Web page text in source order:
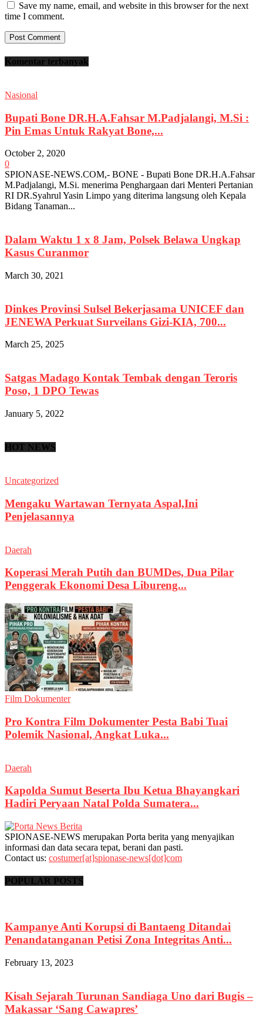
Save my name, email, and website in this browser for the next
time I comment.
Komentar terbanyak
Nasional
Bupati Bone DR.H.A.Fahsar M.Padjalangi, M.Si :
Pin Emas Untuk Rakyat Bone,...
October 2, 2020
0
SPIONASE-NEWS.COM,- BONE - Bupati Bone DR.H.A.Fahsar
M.Padjalangi, M.Si. menerima Penghargaan dari Menteri Pertanian
RI DR.Syahrul Yasin Limpo yang diterima langsung oleh Kepala
Bidang Tanaman...
Dalam Waktu 1 x 8 Jam, Polsek Belawa Ungkap
Kasus Curanmor
March 30, 2021
Dinkes Provinsi Sulsel Bekerjasama UNICEF dan
JENEWA Perkuat Surveilans Gizi-KIA, 700...
March 25, 2025
Satgas Madago Kontak Tembak dengan Teroris
Poso, 1 DPO Tewas
January 5, 2022
HOT NEWS
Uncategorized
Mengaku Wartawan Ternyata Aspal,Ini
Penjelasannya
Daerah
Koperasi Merah Putih dan BUMDes, Dua Pilar
Penggerak Ekonomi Desa Libureng...
Film Dokumenter
Pro Kontra Film Dokumenter Pesta Babi Tuai
Polemik Nasional, Angkat Luka...
Daerah
Kapolda Sumut Beserta Ibu Ketua Bhayangkari
Hadiri Peryaan Natal Polda Sumatera...
SPIONASE-NEWS merupakan Porta berita yang menyajikan
informasi dan data secara tepat, berani dan pasti.
Contact us: costumer[at]spionase-news[dot]com
POPULAR POSTS
Kampanye Anti Korupsi di Bantaeng Ditandai
Penandatanganan Petisi Zona Integritas Anti...
February 13, 2023
Kisah Sejarah Turunan Sandiaga Uno dari Bugis –
Makassar ‘Sang Cawapres’